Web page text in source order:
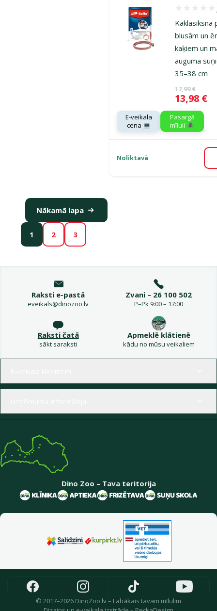
Kaklasiksna
blusām un
kaķiem un
auguma
35–38 cm
Oriģinālā
17,99 €
Cena
13,98 €
E-veikala
cena 💻
Pasargā
mīluli 🕷️
Noliktavā
1 2 3
Nākamā lapa
Raksti e-pastā
eveikals@dinozoo.lv
Zvani – 26 100 502
P–Pk 9:00 – 17:00
Raksti čatā
sākt saraksti
Apmeklē klātienē
kādu no mūsu veikaliem
Dino Zoo – Tava teritorija
© 2017–2026 DinoZoo.lv – Labākais tavam mīlulim